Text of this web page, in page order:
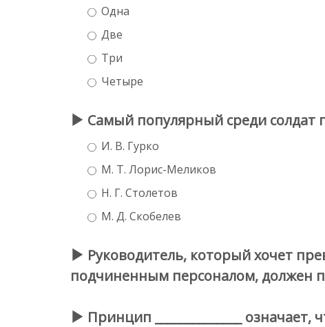
Одна
Две
Три
Четыре
Самый популярный среди солдат
И. В. Гурко
М. Т. Лорис-Меликов
Н. Г. Столетов
М. Д. Скобелев
Руководитель, который хочет
подчиненным персоналом, должен
Принцип ______________